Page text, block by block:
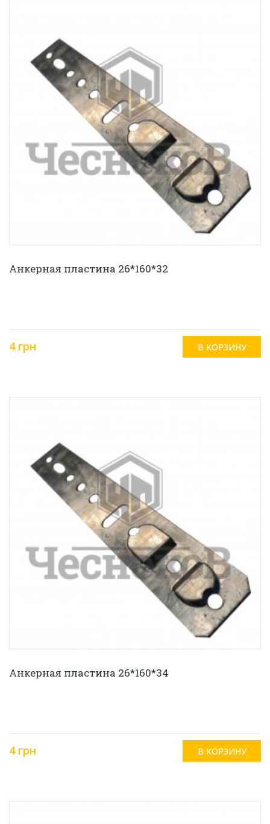
Анкерная пластина 26*160*32
4 грн
Анкерная пластина 26*160*34
4 грн